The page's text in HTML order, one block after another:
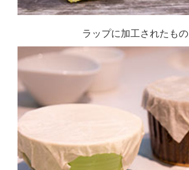
ラップに加工されたもの